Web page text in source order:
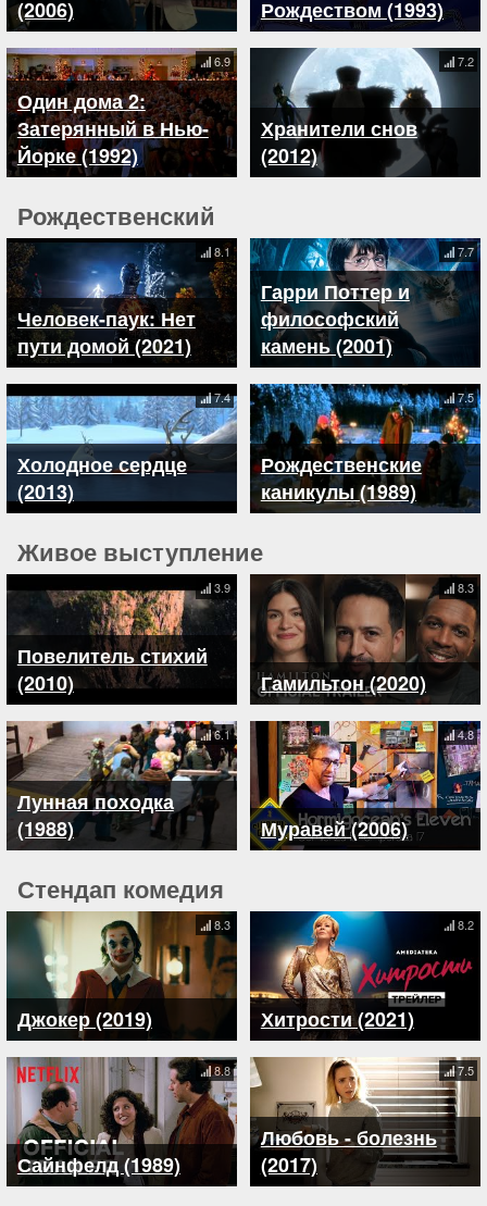
(2006) Рождеством (1993)
Один дома 2:
Затерянный в Нью-
Йорке (1992)
6.9
Хранители снов
(2012)
7.2
Рождественский
Человек-паук: Нет
пути домой (2021)
8.1
Гарри Поттер и
философский
камень (2001)
7.7
Холодное сердце
(2013)
7.4
Рождественские
каникулы (1989)
7.5
Живое выступление
Повелитель стихий
(2010)
3.9
Гамильтон (2020)
8.3
Лунная походка
(1988)
6.1
Муравей (2006)
4.8
Стендап комедия
Джокер (2019)
8.3
Хитрости (2021)
8.2
Сайнфелд (1989)
8.8
Любовь - болезнь
(2017)
7.5